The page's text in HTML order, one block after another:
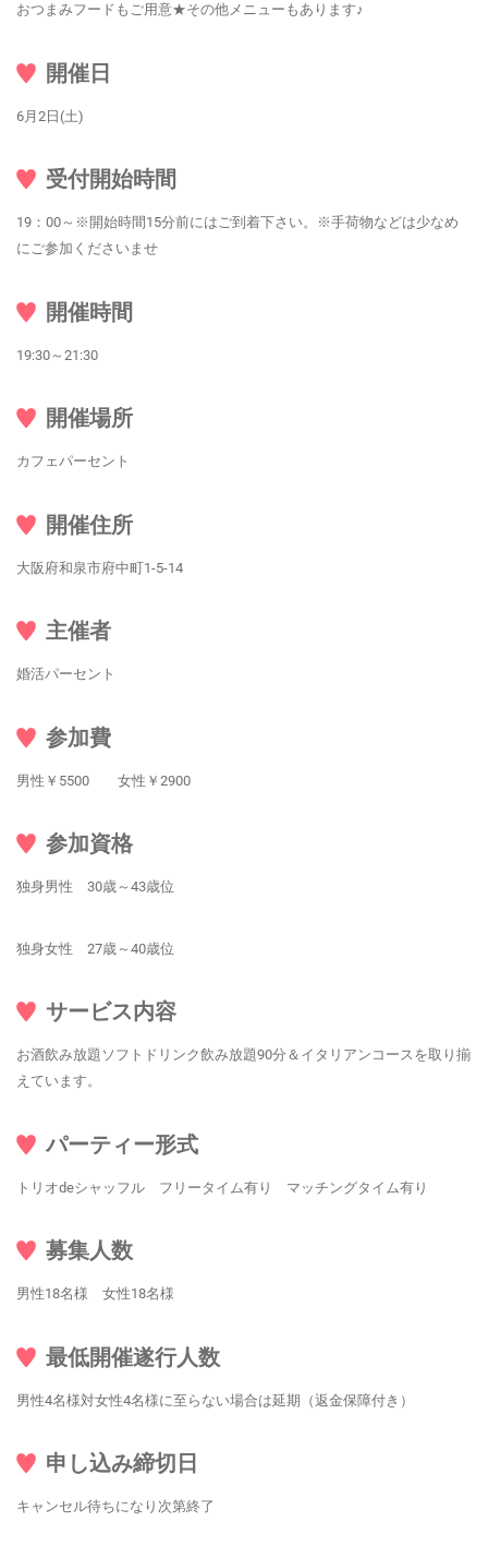
おつまみフードもご用意★その他メニューもあります♪
開催日
6月2日(土)
受付開始時間
19：00～※開始時間15分前にはご到着下さい。※手荷物などは少なめ
にご参加くださいませ
開催時間
19:30～21:30
開催場所
カフェパーセント
開催住所
大阪府和泉市府中町1-5-14
主催者
婚活パーセント
参加費
男性￥5500 女性￥2900
参加資格
独身男性 30歳～43歳位
独身女性 27歳～40歳位
サービス内容
お酒飲み放題ソフトドリンク飲み放題90分＆イタリアンコースを取り揃
えています。
パーティー形式
トリオdeシャッフル フリータイム有り マッチングタイム有り
募集人数
男性18名様 女性18名様
最低開催遂行人数
男性4名様対女性4名様に至らない場合は延期（返金保障付き）
申し込み締切日
キャンセル待ちになり次第終了